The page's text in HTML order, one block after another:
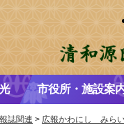
市役所・施設案
誌関連 > 広報かわにし みら